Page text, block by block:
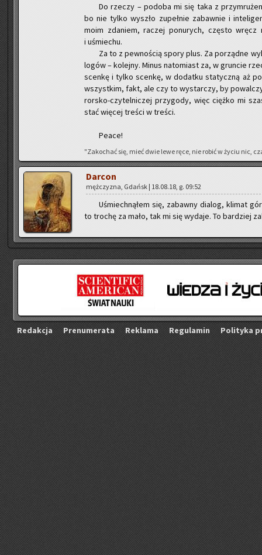
Do rze­czy – po­do­ba mi się taka z
bo nie tylko wy­szło zu­peł­nie za­baw­nie i
moim zda­niem, ra­czej po­nu­rych, czę­sto
i uśmie­chu.
Za to z pew­no­ścią spory plus. Za po­rząd­ne
lo­gów – ko­lej­ny. Minus na­to­miast za, w grun­cie
scen­kę i tylko scen­kę, w do­dat­ku sta­tycz­ną aż
wszyst­kim, fakt, ale czy to wy­star­czy, by
ror­sko-czy­tel­ni­czej przy­go­dy, więc cięż­ko mi
stać wię­cej tre­ści w tre­ści.
Peace!
"Za­ko­chać się, mieć dwie lewe ręce, nie robić w życiu nic,
Dar­con
męż­czy­zna, Gdańsk | 18.08.18, g. 09:52
Uśmiech­ną­łem się, za­baw­ny dia­log, kli­mat
to tro­chę za mało, tak mi się wy­da­je. To bar­dziej
Re­dak­cja Pre­nu­me­ra­ta Re­kla­ma Re­gu­la­min Po­li­ty­ka